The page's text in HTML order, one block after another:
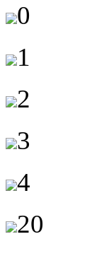
0
1
2
3
4
20